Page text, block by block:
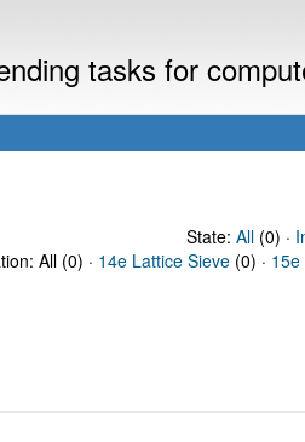
tasks for
State: All(0) ·
All (0) · 14e Lattice Sieve (0) ·